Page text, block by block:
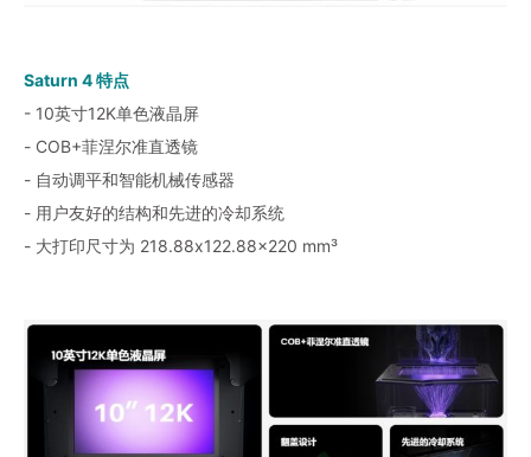
Saturn 4 特点
- 10英寸12K单色液晶屏
- COB+菲涅尔准直透镜
- 自动调平和智能机械传感器
- 用户友好的结构和先进的冷却系统
- 大打印尺寸为 218.88x122.88x220 mm³